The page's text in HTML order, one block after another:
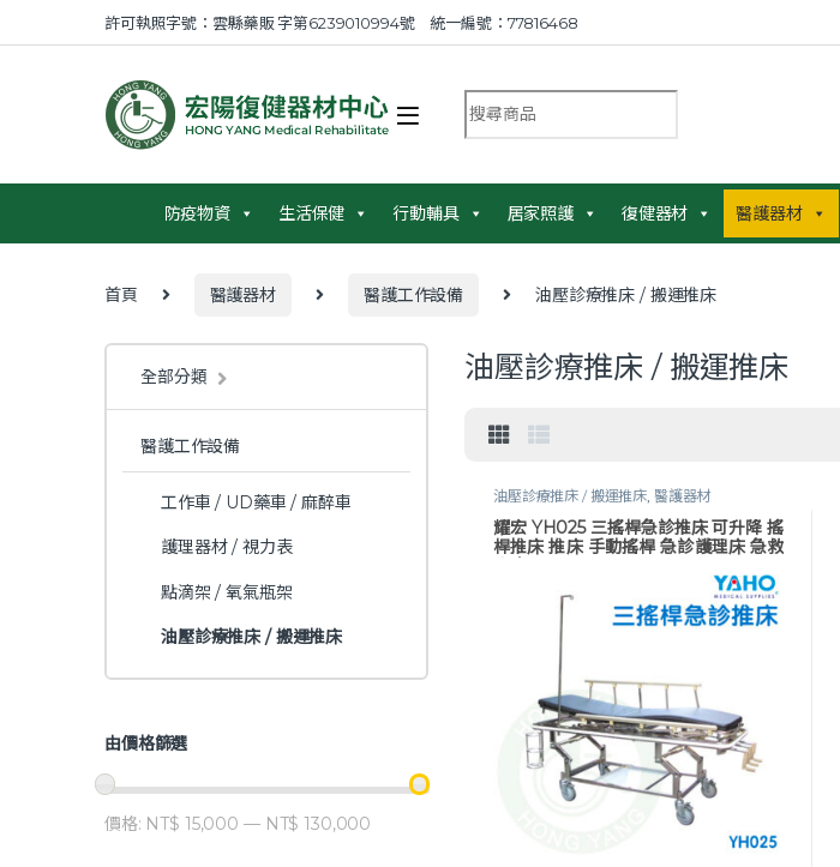
Skip to navigation
Skip to content許可執照字號：雲縣藥販 字第6239010994號 統一編號：77816468
搜尋商品：
防疫物資 生活保健 行動輔具 居家照護 復健器材 醫護器材
首頁 醫護器材 醫護工作設備 油壓診療推床 / 搬運推床
油壓診療推床 / 搬運推床
油壓診療推床 / 搬運推床, 醫護器材
耀宏 YH025 三搖桿急診推床 可升降 搖
桿推床 推床 手動搖桿 急診護理床 急救
全部分類
醫護工作設備
工作車 / UD藥車 / 麻醉車
護理器材 / 視力表
點滴架 / 氧氣瓶架
油壓診療推床 / 搬運推床
由價格篩選
最低價格
最高價格
價格: NT$ 15,000 — NT$ 130,000